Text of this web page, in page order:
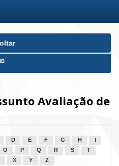
Avaliação de
D E F G H
O P Q R S
T
X Y Z